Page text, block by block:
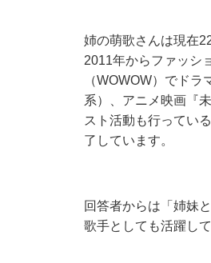
姉の萌歌さんは現在
2011年からファッシ
（WOWOW）でド
系）、アニメ映画『
スト活動も行ってい
了しています。
回答者からは「姉妹
歌手としても活躍し